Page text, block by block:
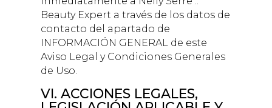
Beauty Expert a través de los datos de
contacto del apartado de
INFORMACIÓN GENERAL de este
Aviso Legal y Condiciones Generales
de Uso.
VI. ACCIONES LEGALES,